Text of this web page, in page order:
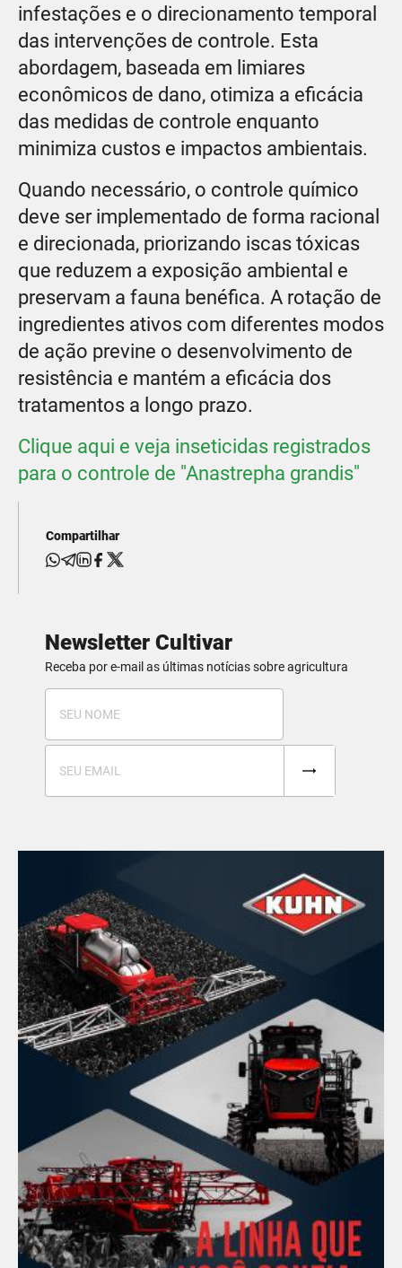
infestações e o direcionamento temporal
das intervenções de controle. Esta
abordagem, baseada em limiares
econômicos de dano, otimiza a eficácia
das medidas de controle enquanto
minimiza custos e impactos ambientais.
Quando necessário, o controle químico
deve ser implementado de forma racional
e direcionada, priorizando iscas tóxicas
que reduzem a exposição ambiental e
preservam a fauna benéfica. A rotação de
ingredientes ativos com diferentes modos
de ação previne o desenvolvimento de
resistência e mantém a eficácia dos
tratamentos a longo prazo.
Clique aqui e veja inseticidas registrados
para o controle de "Anastrepha grandis"
Compartilhar
Newsletter Cultivar
Receba por e-mail as últimas notícias sobre agricultura